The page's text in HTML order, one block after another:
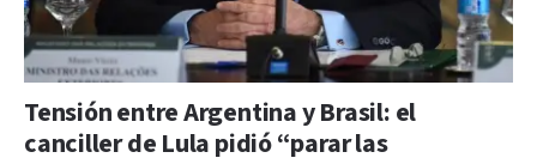
Tensión entre Argentina y Brasil: el
canciller de Lula pidió “parar las